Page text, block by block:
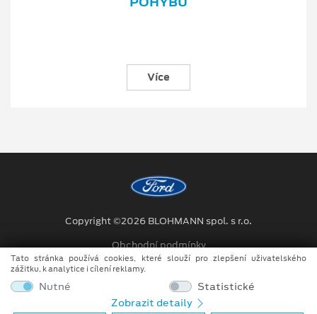
Více
Copyright ©2026 BLOHMANN spol. s r.o.
Obchodní podmínky
Ochrana osobních údajů
Prohlášení o zpracování údajů konečných zákazníků
Tato stránka používá cookies, které slouží pro zlepšení uživatelského
zážitku, k analytice i cílení reklamy.
Nutné
Statistické
Zobrazit detaily